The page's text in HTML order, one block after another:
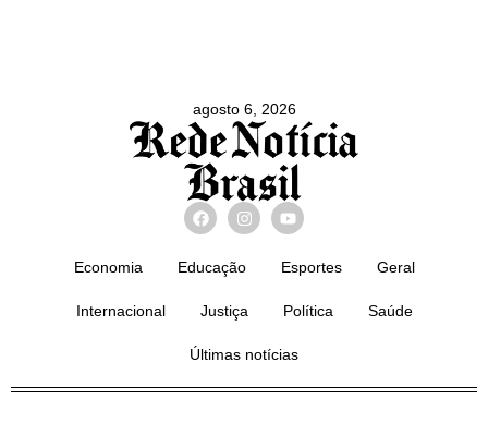
agosto 6, 2026
Economia Educação Esportes Geral
Internacional Justiça Política Saúde
Últimas notícias